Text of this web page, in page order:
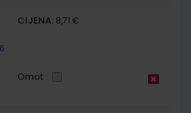
CIJENA: 8,71 €
Omot